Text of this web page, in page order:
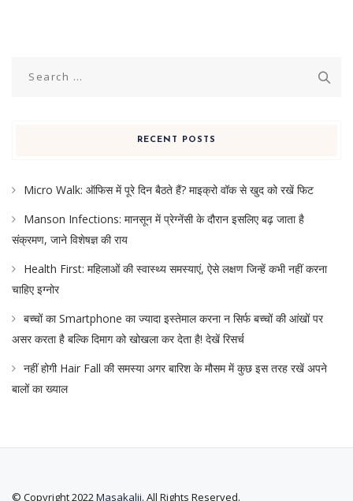
RECENT POSTS
Micro Walk: ऑफिस में पूरे दिन बैठते हैं? माइक्रो वॉक से खुद को रखें फिट
Manson Infections: मानसून में प्रेग्नेंसी के दौरान इसलिए बढ़ जाता है
संक्रमण, जाने विशेषज्ञ की राय
Health First: महिलाओं की स्वास्थ्य समस्याएं, ऐसे लक्षण जिन्हें कभी नहीं करना
चाहिए इग्नोर
बच्चों का Smartphone का ज्यादा इस्तेमाल करना न सिर्फ बच्चों की आंखों पर
असर करता है बल्कि दिमाग को खोखला कर देता है! देखें रिसर्च
नहीं होगी Hair Fall की समस्या अगर बारिश के मौसम में कुछ इस तरह रखें अपने
बालों का ख्याल
© Copyright 2022Masakalii. All Rights Reserved.